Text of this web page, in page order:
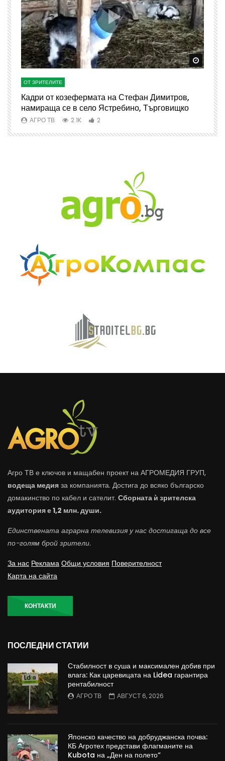
Watch Later Watch
ОТ ЗРИТЕЛИТЕ
Кадри от козефермата на Стефан Димитров,
намираща се в село Ястребино, Търговищко
АГРО ТВ 2.1K 2
Агро ТВ е ключов и мащабен проект на АГРОМЕДИЯ ГРУП,
водеща медия за компанията. Достига до всяко българско
домакинство по кабел и сателит. Сборната ѝ зрителска
аудитория е 1,2 млн. души.
Единствената аграрна телевизия у нас достигаща до все
по-голям брой зрители.
За нас Реклама Общи условия Поверителност
Карта на сайта
КОНТАКТИ
ПОСЛЕДНИ СТАТИИ
Стабилност в суша и максимален добив при
влага: Как царевицата на Lidea гарантира
рентабилност
АГРО ТВ АВГУСТ 6, 2026
Японско качество на добруджанска почва:
КБ Агротех представи флагманите на
Kubota на „Ден на полето“